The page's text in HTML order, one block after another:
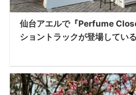
仙台アエルで『Perfume
ショントラックが登場している